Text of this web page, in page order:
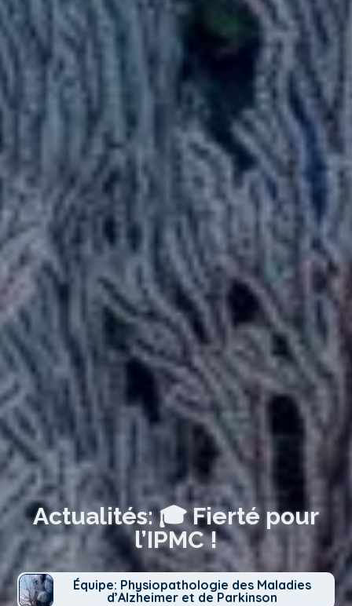
Actualités: 🎓 Fierté pour
l’IPMC !
Équipe: Physiopathologie des Maladies
d’Alzheimer et de Parkinson